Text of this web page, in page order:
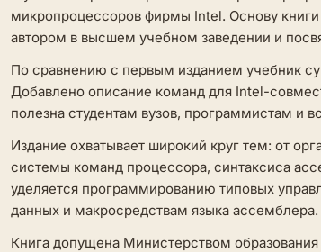
микропроцессоров фирмы Intel. Основу
автором в высшем учебном заведении и
По сравнению с первым изданием учебник
Добавлено описание команд для Intel-
полезна студентам вузов, программистам и
Издание охватывает широкий круг тем: от
системы команд процессора, синтаксиса
уделяется программированию типовых
данных и макросредствам языка ассемблера.
Книга допущена Министерством